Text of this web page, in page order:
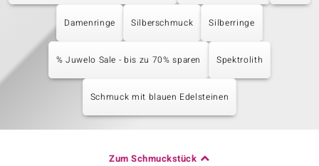
Damenringe Silberschmuck Silberringe
% Juwelo Sale - bis zu 70% sparen Spektrolith
Schmuck mit blauen Edelsteinen
Zum Schmuckstück